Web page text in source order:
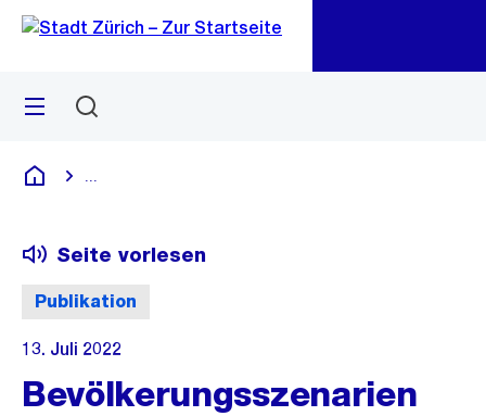
Navigation
Sprunglink
Menü
Deutsch
Publikation
Seite vorlesen
13. Juli 2022
Bevölkerungsszenarien